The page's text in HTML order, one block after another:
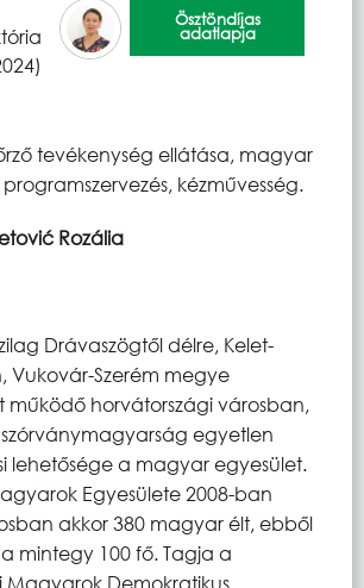
Ösztöndíjas
adatlapja
tevékenység ellátása, magyar
kézművesség.
Rozália
Drávaszögtől délre, Kelet-
Vukovár-Szerém megye
működő horvátországi városban,
egyetlen
lehetősége a magyar egyesület.
Egyesülete 2008-ban
akkor 380 magyar élt, ebből
mintegy 100 fő. Tagja a
Magyarok Demokratikus